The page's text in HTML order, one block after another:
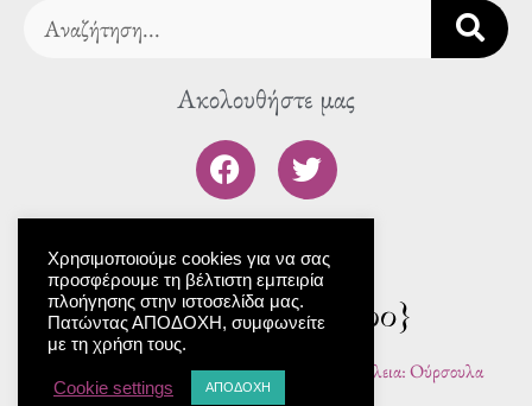
Search
Ακολουθήστε μας
F
a
c
b
o
o
k
T
w
i
t
r
© 2024 | All rights reserved | Γραφιστική επιμέλεια: Ούρσουλα
Χρησιμοποιούμε cookies για να σας
προσφέρουμε τη βέλτιστη εμπειρία
πλοήγησης στην ιστοσελίδα μας.
Πατώντας ΑΠΟΔΟΧΗ, συμφωνείτε
με τη χρήση τους.
Cookie settings ΑΠΟΔΟΧΗ